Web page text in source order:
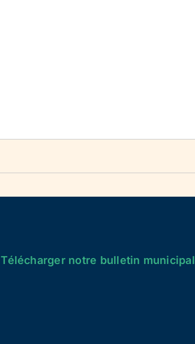
Télécharger notre bulletin municipal